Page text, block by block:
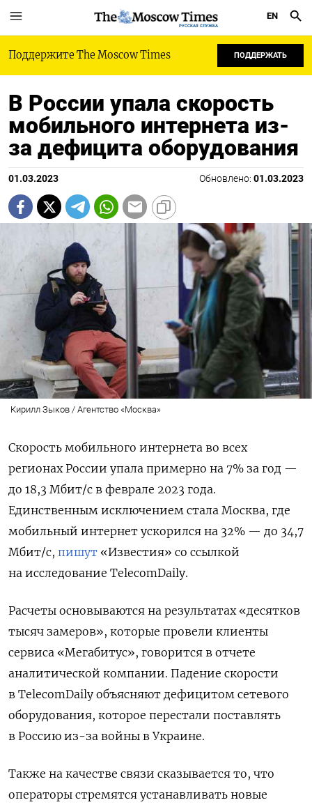
РУССКАЯ СЛУЖБА
EN
Поддержите The Moscow Times ПОДДЕРЖАТЬ
В России упала скорость
мобильного интернета из-
за дефицита оборудования
01.03.2023 Обновлено: 01.03.2023
Кирилл Зыков / Агентство «Москва»
Скорость мобильного интернета во всех
регионах России упала примерно на 7% за год —
до 18,3 Мбит/с в феврале 2023 года.
Единственным исключением стала Москва, где
мобильный интернет ускорился на 32% — до 34,7
Мбит/с, пишут «Известия» со ссылкой
на исследование TelecomDaily.
Расчеты основываются на результатах «десятков
тысяч замеров», которые провели клиенты
сервиса «Мегабитус», говорится в отчете
аналитической компании. Падение скорости
в TelecomDaily объясняют дефицитом сетевого
оборудования, которое перестали поставлять
в Россию из-за войны в Украине.
Также на качестве связи сказывается то, что
операторы стремятся устанавливать новые